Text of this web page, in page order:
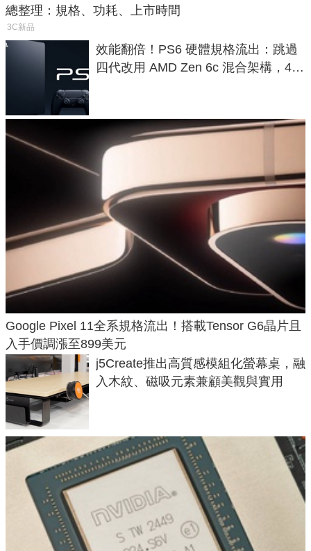
總整理：規格、功耗、上市時間
3C新品
效能翻倍！PS6 硬體規格流出：跳過
四代改用 AMD Zen 6c 混合架構，4K
Google Pixel 11全系規格流出！搭載Tensor G6晶片且
入手價調漲至899美元
j5Create推出高質感模組化螢幕桌，融
入木紋、磁吸元素兼顧美觀與實用